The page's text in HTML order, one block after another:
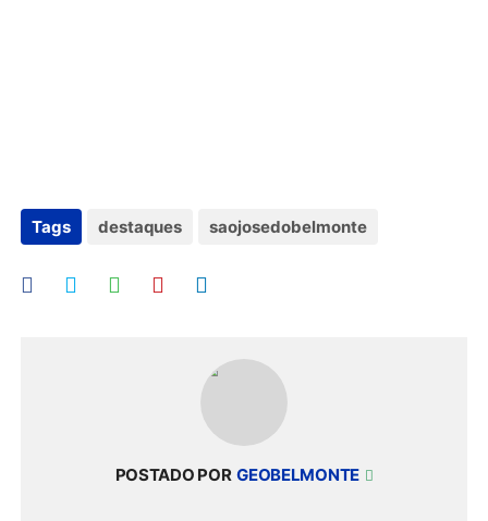
Tags destaques saojosedobelmonte
POSTADO POR GEOBELMONTE